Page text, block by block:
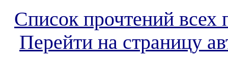
Список прочтений всех
Перейти на страницу